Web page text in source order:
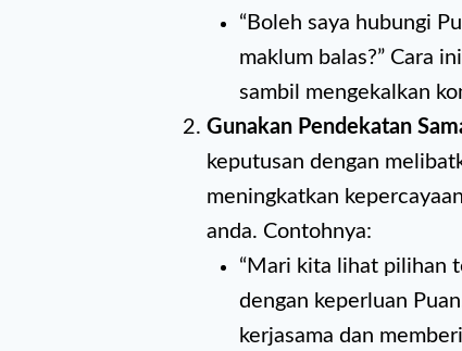
“Boleh saya hubungi
maklum balas?” Cara
sambil mengekalkan
Gunakan Pendekatan
keputusan dengan
meningkatkan
anda. Contohnya:
“Mari kita lihat pilihan
dengan keperluan
kerjasama dan